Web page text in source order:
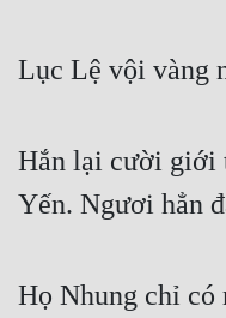
Lục Lệ vội vàng
Hắn lại cười giới
Yến. Ngươi hẳn
Họ Nhung chỉ có